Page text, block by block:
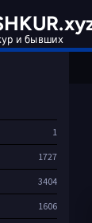
1
1727
3404
1606